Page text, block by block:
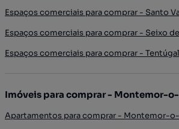
Espaços comerciais para comprar - Santo
Espaços comerciais para comprar - Seixo
Espaços comerciais para comprar - Tentúgal
Imóveis para comprar - Montemor-
Apartamentos para comprar - Montemor-